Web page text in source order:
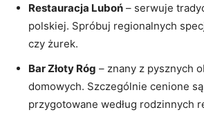
Restauracja Luboń – serwuje
polskiej. Spróbuj regionalnych
czy żurek.
Bar Złoty Róg – znany z pysznych
domowych. Szczególnie cenione
przygotowane według rodzinnych